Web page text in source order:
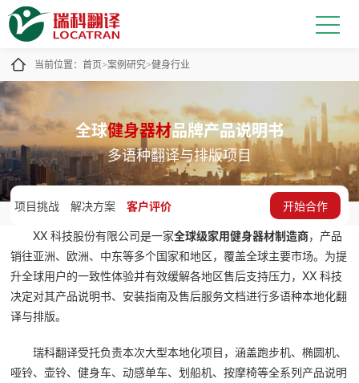
当前位置：首页>案例研究>健身行业
全球健身器材品牌产品说明书
多语种翻译与排版项目
项目挑战 解决方案 客户评价
开始合作
XX 科技股份有限公司是一家全球级家用健身器材制造商，产品
销往亚洲、欧洲、中东等多个国家和地区，覆盖全球主要市场。为提
升全球用户的一致性体验并有效缓解各地区售后支持压力，XX 科技
决定对其产品说明书、安装指南及售后服务文档进行多语种本地化翻
译与排版。
瑞科翻译受托负责本次大型本地化项目，涵盖跑步机、椭圆机、
哑铃、壶铃、健身车、动感单车、划船机、按摩椅等全系列产品说明